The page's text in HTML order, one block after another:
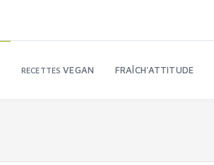
RECETTESVEGAN FRAÎCH'ATTITUDE